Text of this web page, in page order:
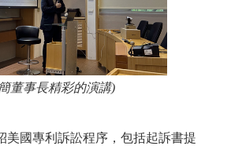
董事長精彩的演講)
美國專利訴訟程序，包括起訴書提